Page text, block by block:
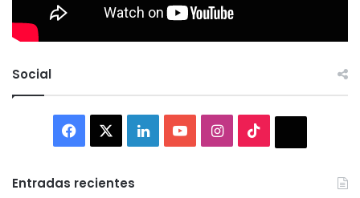
Social
Facebook LinkedInYouTubeInstagram
Entradas recientes